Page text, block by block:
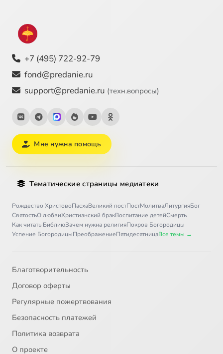
+7 (495) 722-92-79
fond@predanie.ru
support@predanie.ru (техн.вопросы)
Мне нужна помощь
Тематические страницы медиатеки
Рождество ХристовоПасхаВеликий постПостМолитваЛитургияБог
СвятостьО любвиХристианский бракВоспитание детейСмерть
Как читать БиблиюЗачем нужна религияПокров Богородицы
Успение БогородицыПреображениеПятидесятницаВсе темы →
Благотворительность
Договор оферты
Регулярные пожертвования
Безопасность платежей
Политика возврата
О проекте